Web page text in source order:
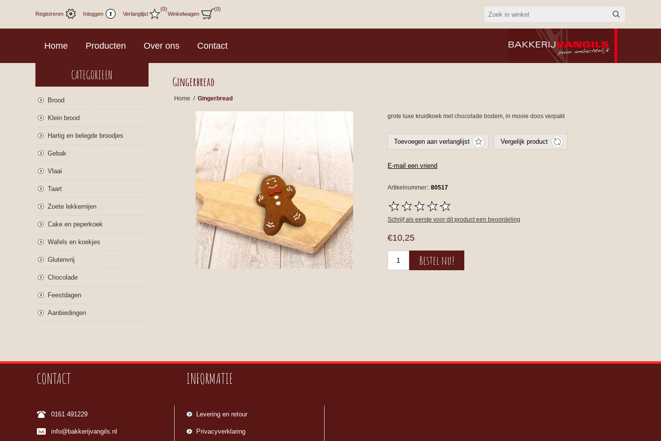
Registreren Inloggen Verlanglijst
(0)
Winkelwagen
(0)
Home Producten Over ons Contact
Gingerbread
Home / Gingerbread
grote luxe kruidkoek met chocolade bodem, in mooie doos verpakt
Artikelnummer:: 80517
Schrijf als eerste voor dit product een beoordeling
€10,25
CATEGORIEEN
Brood
Klein brood
Hartig en belegde broodjes
Gebak
Vlaai
Taart
Zoete lekkernijen
Cake en peperkoek
Wafels en koekjes
Glutenvrij
Chocolade
Feestdagen
Aanbiedingen
CONTACT
0161 491229
info@bakkerijvangils.nl
INFORMATIE
Levering en retour
Privacyverklaring